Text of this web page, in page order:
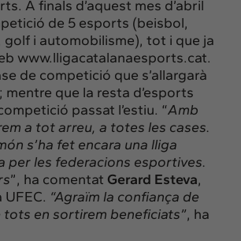
A finals d’aquest mes d’abril
de 5 esports (beisbol,
golf i automobilisme), tot i que ja
www.lligacatalanaesports.cat.
de competició que s’allargarà
mentre que la resta d’esports
passat l’estiu. “Amb
a tot arreu, a totes les cases.
s’ha fet encara una lliga
per les federacions esportives.
”, ha comentat Gerard Esteva,
“Agraïm la confiança de
tots en sortirem beneficiats”, ha